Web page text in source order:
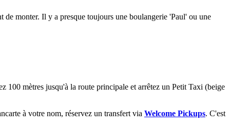
monter. Il y a presque toujours une boulangerie 'Paul' ou une
mètres jusqu'à la route principale et arrêtez un Petit Taxi (beige
à votre nom, réservez un transfert via Welcome Pickups. C'est